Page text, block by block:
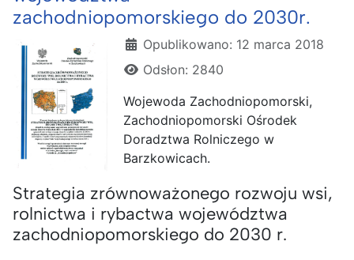
zachodniopomorskiego do 2030r.
Szczegóły
Opublikowano: 12 marca 2018
Odsłon: 2840
Wojewoda Zachodniopomorski,
Zachodniopomorski Ośrodek
Doradztwa Rolniczego w
Barzkowicach.
Strategia zrównoważonego rozwoju wsi,
rolnictwa i rybactwa województwa
zachodniopomorskiego do 2030 r.